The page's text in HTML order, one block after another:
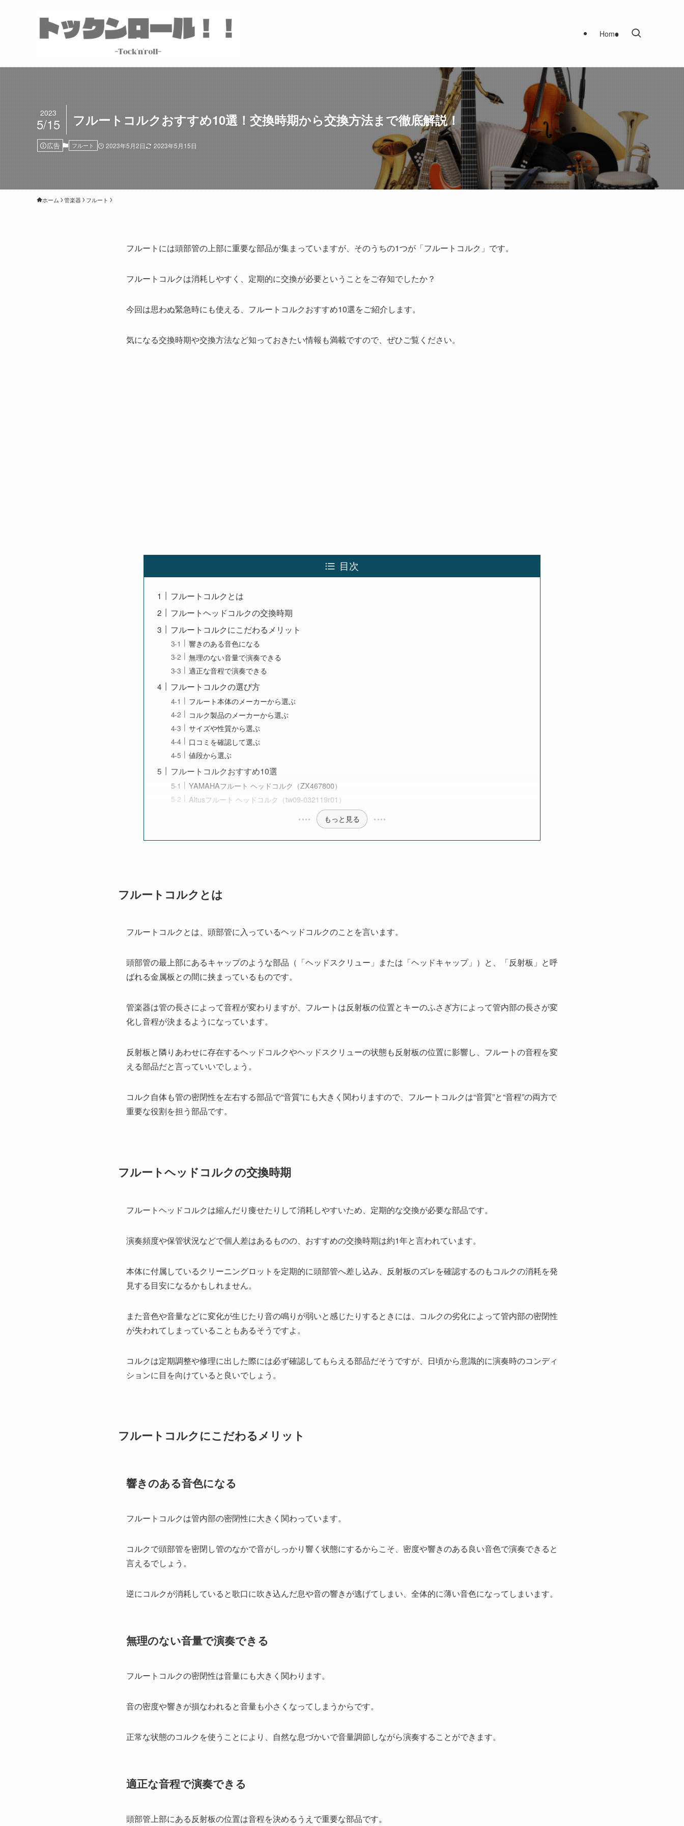
Home
フルートコルクおすすめ10選！交換時期から交換方法まで徹底解説！
2023
5/15
広告 フルート 2023年5月2日 2023年5月15日
ホーム 管楽器 フルート
フルートには頭部管の上部に重要な部品が集まっていますが、そのうちの1つが「フルートコルク」です。
フルートコルクは消耗しやすく、定期的に交換が必要ということをご存知でしたか？
今回は思わぬ緊急時にも使える、フルートコルクおすすめ10選をご紹介します。
気になる交換時期や交換方法など知っておきたい情報も満載ですので、ぜひご覧ください。
目次
フルートコルクとは
フルートヘッドコルクの交換時期
フルートコルクにこだわるメリット
響きのある音色になる
無理のない音量で演奏できる
適正な音程で演奏できる
フルートコルクの選び方
フルート本体のメーカーから選ぶ
コルク製品のメーカーから選ぶ
サイズや性質から選ぶ
口コミを確認して選ぶ
値段から選ぶ
フルートコルクおすすめ10選
YAMAHAフルート ヘッドコルク（ZX467800）
Altusフルート ヘッドコルク（tw09-032119r01）
もっと見る
フルートコルクとは
フルートコルクとは、頭部管に入っているヘッドコルクのことを言います。
頭部管の最上部にあるキャップのような部品（「ヘッドスクリュー」または「ヘッドキャップ」）と、「反射板」と呼
ばれる金属板との間に挟まっているものです。
管楽器は管の長さによって音程が変わりますが、フルートは反射板の位置とキーのふさぎ方によって管内部の長さが変
化し音程が決まるようになっています。
反射板と隣りあわせに存在するヘッドコルクやヘッドスクリューの状態も反射板の位置に影響し、フルートの音程を変
える部品だと言っていいでしょう。
コルク自体も管の密閉性を左右する部品で“音質”にも大きく関わりますので、フルートコルクは“音質”と“音程”の両方で
重要な役割を担う部品です。
フルートヘッドコルクの交換時期
フルートヘッドコルクは縮んだり痩せたりして消耗しやすいため、定期的な交換が必要な部品です。
演奏頻度や保管状況などで個人差はあるものの、おすすめの交換時期は約1年と言われています。
本体に付属しているクリーニングロットを定期的に頭部管へ差し込み、反射板のズレを確認するのもコルクの消耗を発
見する目安になるかもしれません。
また音色や音量などに変化が生じたり音の鳴りが弱いと感じたりするときには、コルクの劣化によって管内部の密閉性
が失われてしまっていることもあるそうですよ。
コルクは定期調整や修理に出した際には必ず確認してもらえる部品だそうですが、日頃から意識的に演奏時のコンディ
ションに目を向けていると良いでしょう。
フルートコルクにこだわるメリット
響きのある音色になる
フルートコルクは管内部の密閉性に大きく関わっています。
コルクで頭部管を密閉し管のなかで音がしっかり響く状態にするからこそ、密度や響きのある良い音色で演奏できると
言えるでしょう。
逆にコルクが消耗していると歌口に吹き込んだ息や音の響きが逃げてしまい、全体的に薄い音色になってしまいます。
無理のない音量で演奏できる
フルートコルクの密閉性は音量にも大きく関わります。
音の密度や響きが損なわれると音量も小さくなってしまうからです。
正常な状態のコルクを使うことにより、自然な息づかいで音量調節しながら演奏することができます。
適正な音程で演奏できる
頭部管上部にある反射板の位置は音程を決めるうえで重要な部品です。